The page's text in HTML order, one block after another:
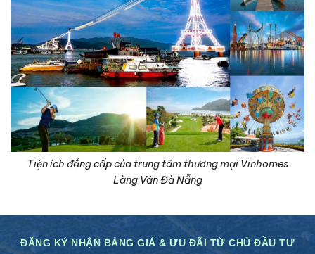
Tiện ích đẳng cấp của trung tâm thương mại Vinhomes
Làng Vân Đà Nẵng
ĐĂNG KÝ NHẬN BẢNG GIÁ & ƯU ĐÃI TỪ CHỦ ĐẦU TƯ